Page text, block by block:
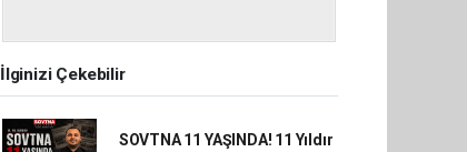
İlginizi Çekebilir
SOVTNA 11 YAŞINDA! 11 Yıldır